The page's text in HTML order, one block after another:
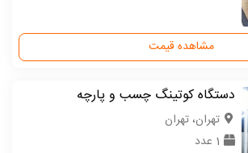
مشاهده قیمت
دستگاه کوتینگ چسب و پارچه
تهران، تهران
1 عدد